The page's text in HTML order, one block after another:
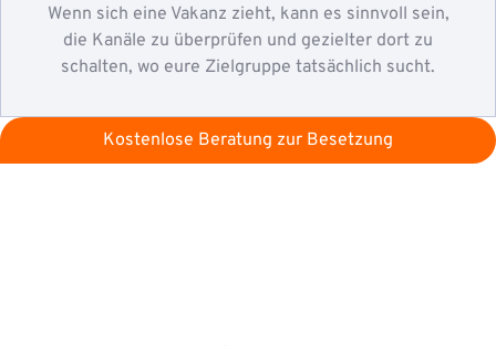
Wenn sich eine Vakanz zieht, kann es sinnvoll sein,
die Kanäle zu überprüfen und gezielter dort zu
schalten, wo eure Zielgruppe tatsächlich sucht.
Kostenlose Beratung zur Besetzung